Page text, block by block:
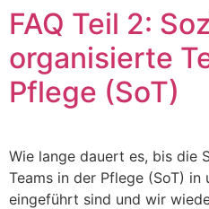
FAQ Teil 2:
organisierte
Pflege (SoT)
Wie lange dauert es, bis die
Teams in der Pflege (SoT) in
eingeführt sind und wir